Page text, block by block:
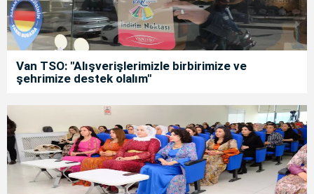
Van TSO: "Alışverişlerimizle birbirimize ve
şehrimize destek olalım"